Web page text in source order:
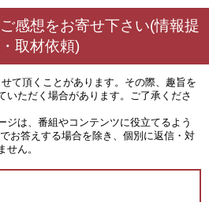
感想をお寄せ下さい(情報提
取材依頼)
て頂くことがあります。その際、趣旨を
いただく場合があります。ご了承くださ
ジは、番組やコンテンツに役立てるよう
お答えする場合を除き、個別に返信・対
せん。